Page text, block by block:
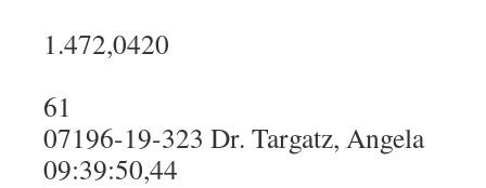
1.472,0420
61
07196-19-323 Dr. Targatz, Angela
09:39:50,44